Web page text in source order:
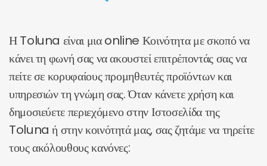
Η Toluna είναι μια online Κοινότητα με σκοπό να
κάνει τη φωνή σας να ακουστεί επιτρέποντάς σας να
πείτε σε κορυφαίους προμηθευτές προϊόντων και
υπηρεσιών τη γνώμη σας. Όταν κάνετε χρήση και
δημοσιεύετε περιεχόμενο στην Ιστοσελίδα της
Toluna ή στην κοινότητά μας, σας ζητάμε να τηρείτε
τους ακόλουθους κανόνες: